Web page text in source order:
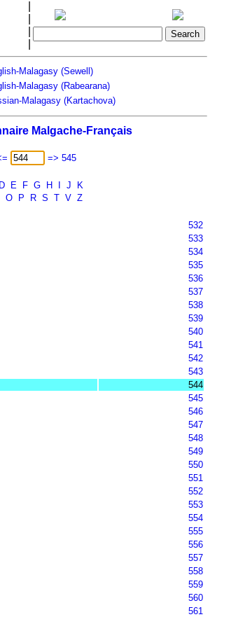
Malagasy (Sewell)
Malagasy (Rabearana)
Malagasy (Kartachova)
Malgache-Français
=> 545
D E F G H J
K
O P R S T V Z
532
533
534
535
536
537
538
539
540
541
542
543
544
545
546
547
548
549
550
551
552
553
554
555
556
557
558
559
560
561